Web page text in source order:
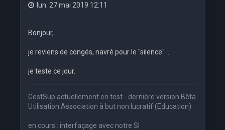
lun. 27 mai 2019 12:11
Bonjour,
je reviens de congés, navré pour le "silence" ...
je teste ce jour.
GestSup actuellement en test - dernière version Bêta
Utilisation Association à but non lucratif (Education)
en cours : interfaçage avec notre SI